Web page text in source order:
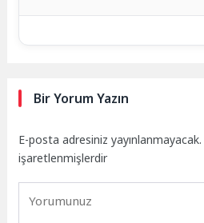
Bir Yorum Yazın
E-posta adresiniz yayınlanmayacak.
işaretlenmişlerdir